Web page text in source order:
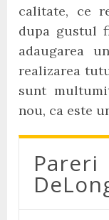
calitate, ce
dupa gustul
adaugarea
realizarea
sunt
nou, ca este